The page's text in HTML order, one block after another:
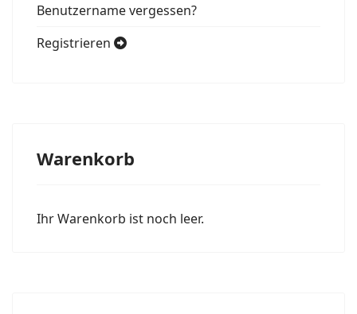
Benutzername vergessen?
Registrieren
Warenkorb
Ihr Warenkorb ist noch leer.